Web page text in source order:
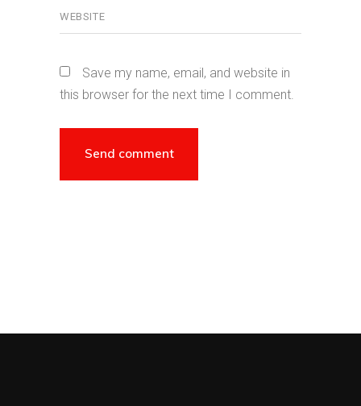
Save my name, email, and website in
this browser for the next time I comment.